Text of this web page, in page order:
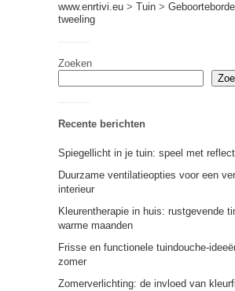
www.enrtivi.eu > Tuin >
tweeling
Zoeken
Recente berichten
Spiegellicht in je tuin: speel met
Duurzame ventilatieopties voor een
interieur
Kleurentherapie in huis: rustgevende
warme maanden
Frisse en functionele tuindouche-
zomer
Zomerverlichting: de invloed van